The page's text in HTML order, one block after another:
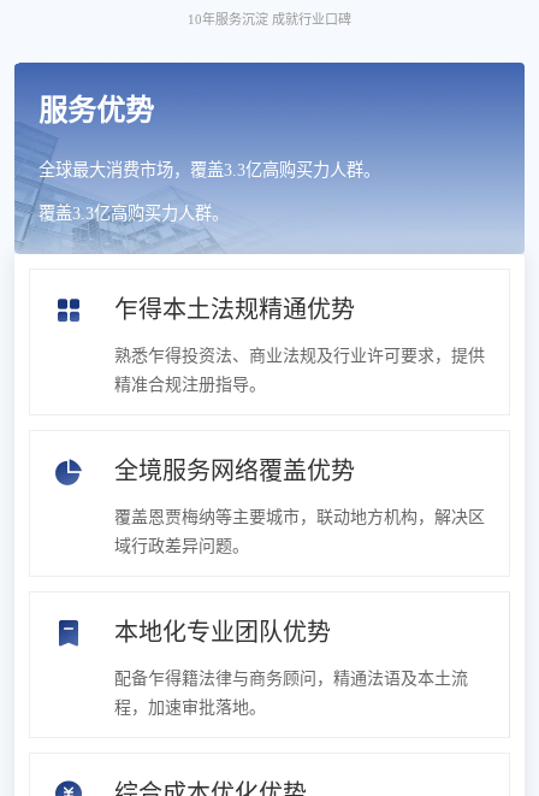
10年服务沉淀 成就行业口碑
服务优势
全球最大消费市场，覆盖3.3亿高购买力人群。
覆盖3.3亿高购买力人群。
乍得本土法规精通优势
熟悉乍得投资法、商业法规及行业许可要求，提供
精准合规注册指导。
全境服务网络覆盖优势
覆盖恩贾梅纳等主要城市，联动地方机构，解决区
域行政差异问题。
本地化专业团队优势
配备乍得籍法律与商务顾问，精通法语及本土流
程，加速审批落地。